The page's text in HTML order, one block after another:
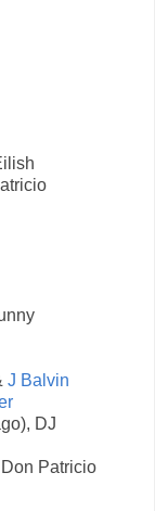
J Balvin
DJ
Patricio